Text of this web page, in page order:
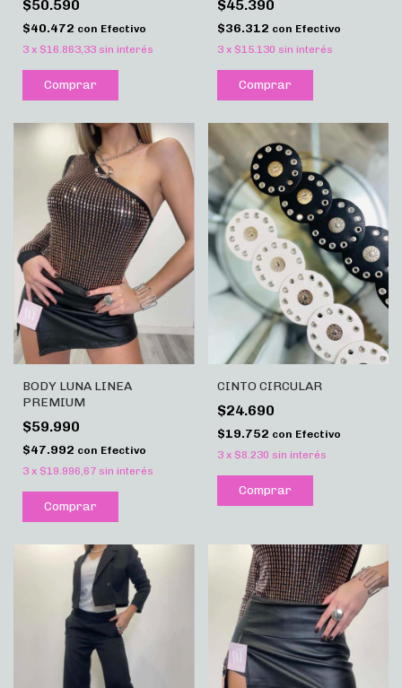
$50.590
$40.472 con Efectivo
3 x $16.863,33 sin interés
Comprar
$45.390
$36.312 con Efectivo
3 x $15.130 sin interés
Comprar
BODY LUNA LINEA
PREMIUM
$59.990
$47.992 con Efectivo
3 x $19.996,67 sin interés
Comprar
CINTO CIRCULAR
$24.690
$19.752 con Efectivo
3 x $8.230 sin interés
Comprar